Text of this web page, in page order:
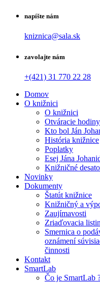
napíšte nám
kniznica@sala.sk
zavolajte nám
+(421) 31 770 22 28
Domov
O knižnici
O knižnici
Otváracie hodiny
Kto bol Ján
História knižnice
Poplatky
Esej Jána
Knižničné
Novinky
Dokumenty
Štatút knižnice
Knižničný a
Zaujímavosti
Zriaďovacia
Smernica o
oznámení
činnosti
Kontakt
SmartLab
Čo je SmartLab